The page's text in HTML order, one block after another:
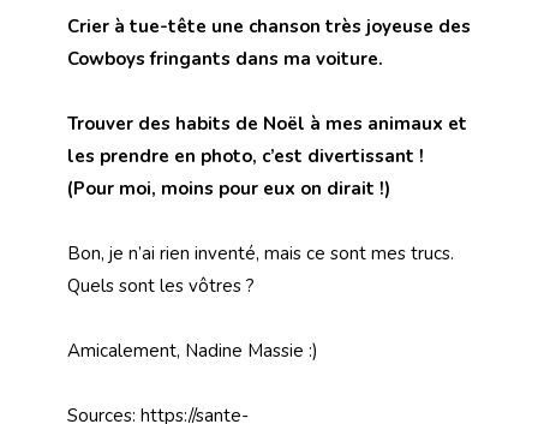
Crier à tue-tête une chanson très joyeuse des
Cowboys fringants dans ma voiture.
Trouver des habits de Noël à mes animaux et
les prendre en photo, c’est divertissant !
(Pour moi, moins pour eux on dirait !)
Bon, je n’ai rien inventé, mais ce sont mes trucs.
Quels sont les vôtres ?
Amicalement, Nadine Massie :)
Sources: https://sante-